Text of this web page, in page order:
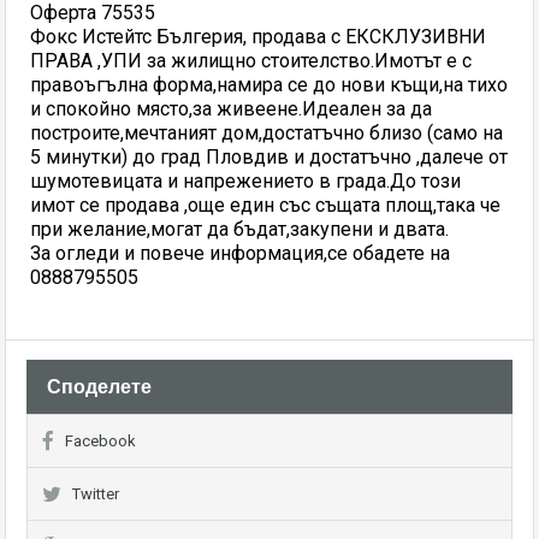
Оферта 75535
Фокс Истейтс Бългерия, продава с ЕКСКЛУЗИВНИ
ПРАВА ,УПИ за жилищно стоителство.Имотът е с
правоъгълна форма,намира се до нови къщи,на тихо
и спокойно място,за живеене.Идеален за да
построите,мечтаният дом,достатъчно близо (само на
5 минутки) до град Пловдив и достатъчно ,далече от
шумотевицата и напрежението в града.До този
имот се продава ,още един със същата площ,така че
при желание,могат да бъдат,закупени и двата.
За огледи и повече информация,се обадете на
0888795505
Споделете
Facebook
Twitter